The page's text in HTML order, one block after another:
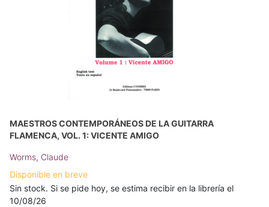
MAESTROS CONTEMPORÁNEOS DE LA GUITARRA
FLAMENCA, VOL. 1: VICENTE AMIGO
Worms, Claude
Disponible en breve
Sin stock. Si se pide hoy, se estima recibir en la librería el
10/08/26